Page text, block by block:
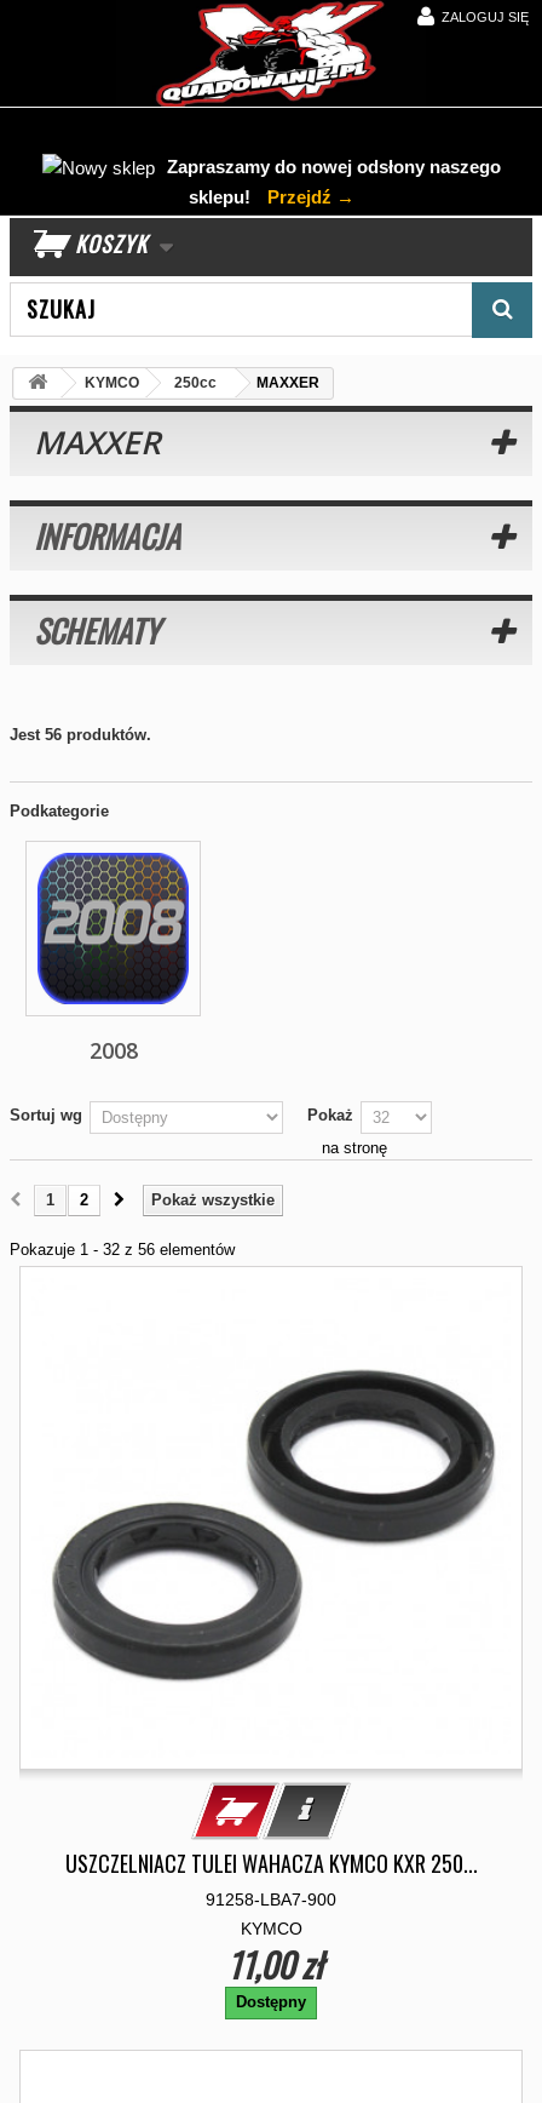
ZALOGUJ SIĘ
Zapraszamy do nowej odsłony naszego
sklepu!
Przejdź →
KOSZYK
KYMCO 250cc MAXXER
MAXXER
INFORMACJA
SCHEMATY
Jest 56 produktów.
Podkategorie
2008
Sortuj wg
Pokaż
na stronę
Pokaż wszystkie
1 2
Pokazuje 1 - 32 z 56 elementów
USZCZELNIACZ TULEI WAHACZA KYMCO KXR 250...
91258-LBA7-900
KYMCO
11,00 zł
Dostępny